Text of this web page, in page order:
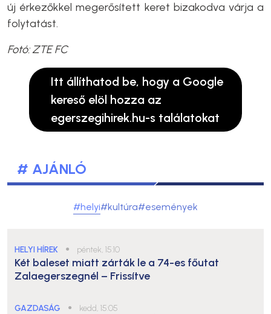
új érkezőkkel megerősített keret bizakodva várja a
folytatást.
Fotó: ZTE FC
Itt állíthatod be, hogy a Google
kereső elöl hozza az
egerszegihirek.hu-s találatokat
# AJÁNLÓ
#helyi#kultúra#események
HELYI HÍREK ● péntek, 15:10
Két baleset miatt zárták le a 74-es főutat
Zalaegerszegnél – Frissítve
GAZDASÁG ● kedd, 15:05